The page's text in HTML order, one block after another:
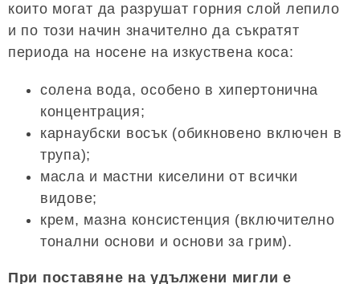
които могат да разрушат горния слой лепило
и по този начин значително да съкратят
периода на носене на изкуствена коса:
солена вода, особено в хипертонична
концентрация;
карнаубски восък (обикновено включен в
трупа);
масла и мастни киселини от всички
видове;
крем, мазна консистенция (включително
тонални основи и основи за грим).
При поставяне на удължени мигли е